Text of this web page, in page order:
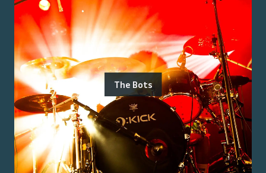
The Bots